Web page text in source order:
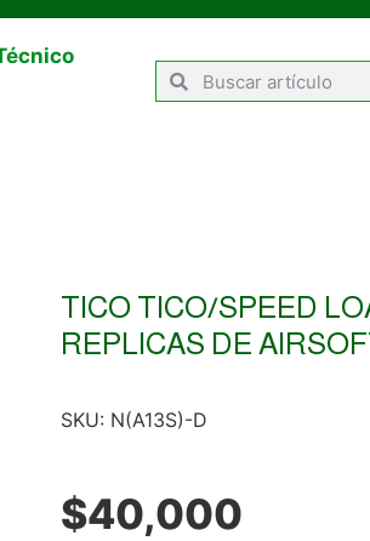
TICO TICO/SPEED
REPLICAS DE
SKU: N(A13S)-D
$40,000